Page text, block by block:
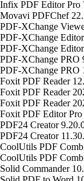
Infix PDF Editor Pro
Movavi PDFChef
PDF-XChange
PDF-XChange
PDF-XChange
PDF-XChange PRO
PDF-XChange PRO
Foxit PDF Reader
Foxit PDF Reader
Foxit PDF Reader
Foxit PDF Editor
PDF24 Creator
PDF24 Creator
CoolUtils PDF
CoolUtils PDF
Solid Commander